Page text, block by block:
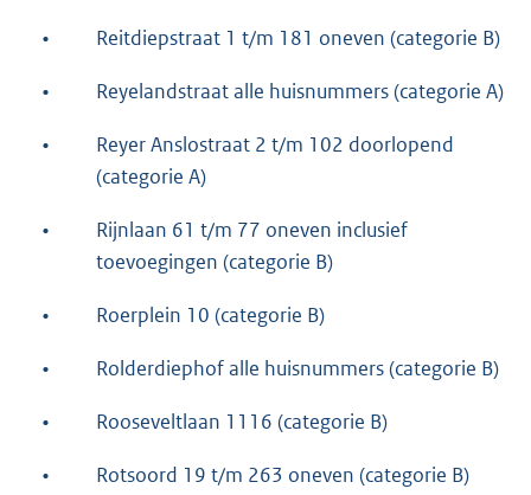
• Reitdiepstraat 1 t/m 181 oneven (categorie B)
• Reyelandstraat alle huisnummers (categorie A)
•
Reyer Anslostraat 2 t/m 102 doorlopend
(categorie A)
•
Rijnlaan 61 t/m 77 oneven inclusief
toevoegingen (categorie B)
• Roerplein 10 (categorie B)
• Rolderdiephof alle huisnummers (categorie B)
• Rooseveltlaan 1116 (categorie B)
• Rotsoord 19 t/m 263 oneven (categorie B)